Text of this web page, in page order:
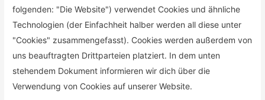
folgenden: "Die Website") verwendet Cookies und ähnliche
Technologien (der Einfachheit halber werden all diese unter
"Cookies" zusammengefasst). Cookies werden außerdem von
uns beauftragten Drittparteien platziert. In dem unten
stehendem Dokument informieren wir dich über die
Verwendung von Cookies auf unserer Website.